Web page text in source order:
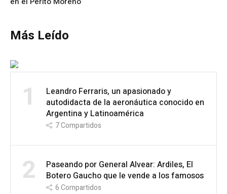
Más Leído
1
Leandro Ferraris, un apasionado y
autodidacta de la aeronáutica conocido en
Argentina y Latinoamérica
7Compartidos
2
Paseando por General Alvear: Ardiles, El
Botero Gaucho que le vende a los famosos
6Compartidos